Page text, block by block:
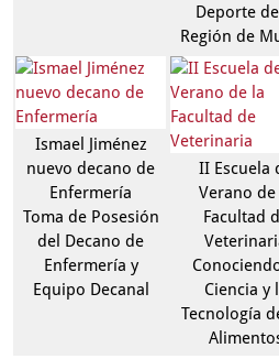
Deporte
Región de
Ismael Jiménez
nuevo decano de
Enfermería
Toma de Posesión
del Decano de
Enfermería y
Equipo Decanal
II Escuela
Verano de
Facultad
Ciencia y
Tecnología